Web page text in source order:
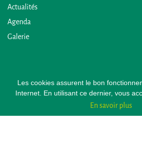
Actualités
Agenda
Galerie
Les cookies assurent le bon
Internet. En utilisant ce dernier, vous
En savoir plus